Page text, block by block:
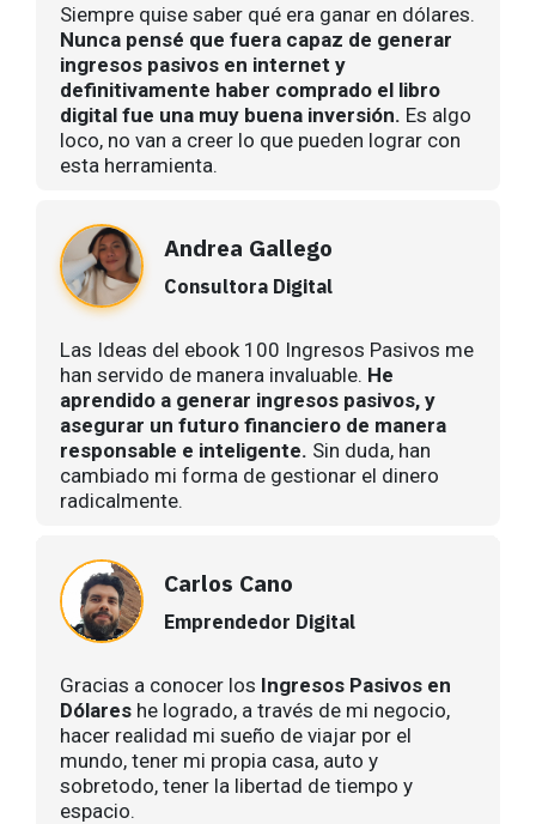
Siempre quise saber qué era ganar en dólares.
Nunca pensé que fuera capaz de generar
ingresos pasivos en internet y
definitivamente haber comprado el libro
digital fue una muy buena inversión. Es algo
loco, no van a creer lo que pueden lograr con
esta herramienta.
Las Ideas del ebook 100 Ingresos Pasivos me
han servido de manera invaluable. He
aprendido a generar ingresos pasivos, y
asegurar un futuro financiero de manera
responsable e inteligente. Sin duda, han
cambiado mi forma de gestionar el dinero
radicalmente.
Andrea Gallego
Consultora Digital
Gracias a conocer los Ingresos Pasivos en
Dólares he logrado, a través de mi negocio,
hacer realidad mi sueño de viajar por el
mundo, tener mi propia casa, auto y
sobretodo, tener la libertad de tiempo y
espacio.
Carlos Cano
Emprendedor Digital